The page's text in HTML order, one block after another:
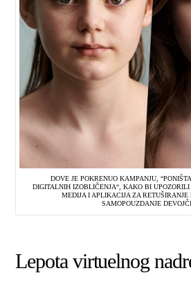
DOVE JE POKRENUO KAMPANJU,
DIGITALNIH IZOBLIČENJA“, KAKO BI
MEDIJA I APLIKACIJA ZA RETUŠIRANJE
SAMOPOUZDANJE
Lepota virtuelnog